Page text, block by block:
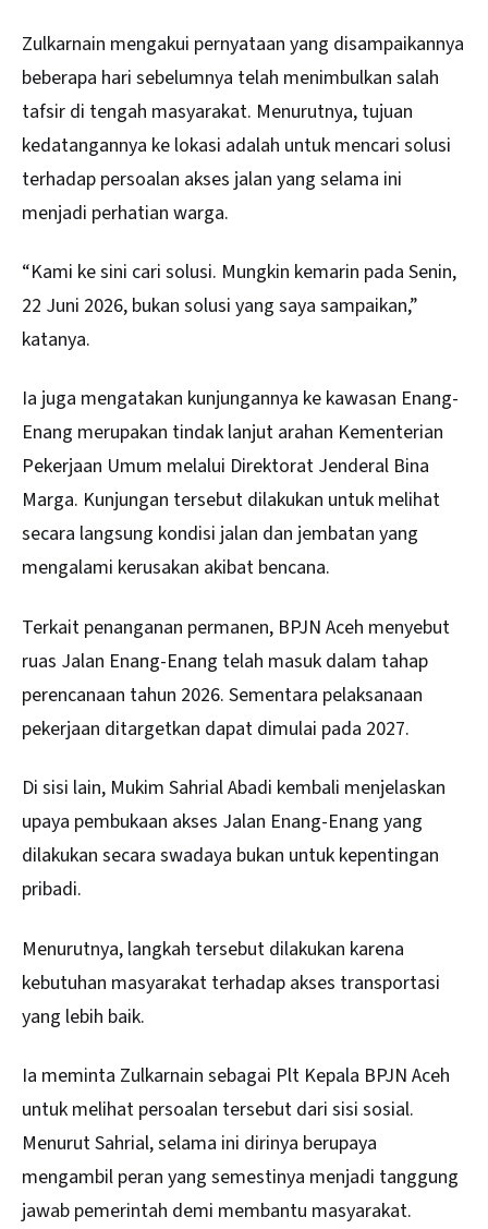
Zulkarnain mengakui pernyataan yang disampaikannya
beberapa hari sebelumnya telah menimbulkan salah
tafsir di tengah masyarakat. Menurutnya, tujuan
kedatangannya ke lokasi adalah untuk mencari solusi
terhadap persoalan akses jalan yang selama ini
menjadi perhatian warga.
“Kami ke sini cari solusi. Mungkin kemarin pada Senin,
22 Juni 2026, bukan solusi yang saya sampaikan,”
katanya.
Ia juga mengatakan kunjungannya ke kawasan Enang-
Enang merupakan tindak lanjut arahan Kementerian
Pekerjaan Umum melalui Direktorat Jenderal Bina
Marga. Kunjungan tersebut dilakukan untuk melihat
secara langsung kondisi jalan dan jembatan yang
mengalami kerusakan akibat bencana.
Terkait penanganan permanen, BPJN Aceh menyebut
ruas Jalan Enang-Enang telah masuk dalam tahap
perencanaan tahun 2026. Sementara pelaksanaan
pekerjaan ditargetkan dapat dimulai pada 2027.
Di sisi lain, Mukim Sahrial Abadi kembali menjelaskan
upaya pembukaan akses Jalan Enang-Enang yang
dilakukan secara swadaya bukan untuk kepentingan
pribadi.
Menurutnya, langkah tersebut dilakukan karena
kebutuhan masyarakat terhadap akses transportasi
yang lebih baik.
Ia meminta Zulkarnain sebagai Plt Kepala BPJN Aceh
untuk melihat persoalan tersebut dari sisi sosial.
Menurut Sahrial, selama ini dirinya berupaya
mengambil peran yang semestinya menjadi tanggung
jawab pemerintah demi membantu masyarakat.